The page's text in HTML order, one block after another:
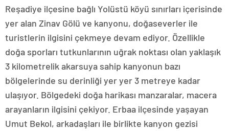
Reşadiye ilçesine bağlı Yolüstü köyü sınırları içerisinde
yer alan Zinav Gölü ve kanyonu, doğaseverler ile
turistlerin ilgisini çekmeye devam ediyor. Özellikle
doğa sporları tutkunlarının uğrak noktası olan yaklaşık
3 kilometrelik akarsuya sahip kanyonun bazı
bölgelerinde su derinliği yer yer 3 metreye kadar
ulaşıyor. Bölgedeki doğa harikası manzaralar, macera
arayanların ilgisini çekiyor. Erbaa ilçesinde yaşayan
Umut Bekol, arkadaşları ile birlikte kanyon gezisi